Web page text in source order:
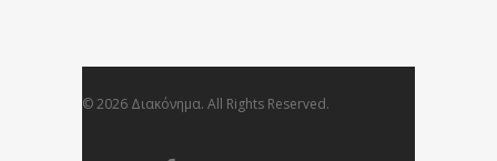
© 2026 Διακόνημα. All Rights Reserved.